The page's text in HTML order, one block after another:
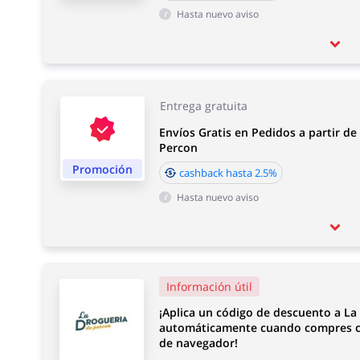
Hasta nuevo aviso
Promoción
Entrega gratuita
Envíos Gratis en Pedidos a partir
Percon
cashback hasta 2.5%
Hasta nuevo aviso
Información útil
¡Aplica un código de descuento a
automáticamente cuando compres
de navegador!